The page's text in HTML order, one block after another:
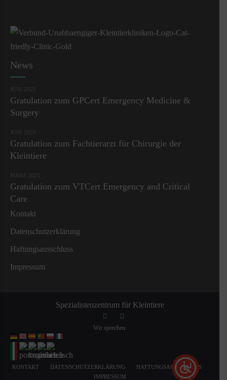
News
JUNI 2025
Gratulation zum GPCert Emergency Medicine &
Surgery
JUNI 2025
Gratulation zum Fachtierarzt für Chirurgie der
Kleintiere
MÄRZ 2025
Gratulation zum VTCert Emergency and Critical
Care
Kontakt
Datenschutzerklärung
Haftungsausschluss
Impressum
Spezialistenzentrum für Kleintiere
Wir sprechen:
KONTAKT DATENSCHUTZERKLÄRUNG
HAFTUNGSAUSSCHLUSS
IMPRESSUM